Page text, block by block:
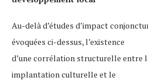
Au-delà d’études d’impact
évoquées ci-dessus, l’existence
d’une corrélation structurelle entre
implantation culturelle et le